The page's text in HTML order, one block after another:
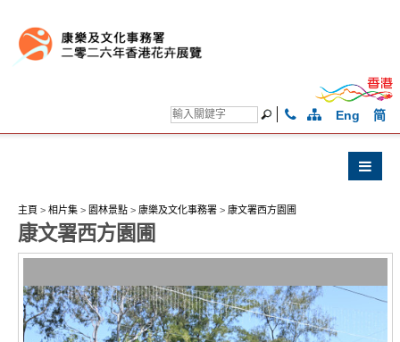
Eng 简
主頁 > 相片集 > 園林景點 > 康樂及文化事務署 > 康文署西方園圃
康文署西方園圃